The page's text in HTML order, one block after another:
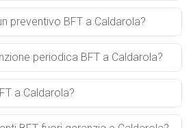
preventivo BFT a Caldarola?
periodica BFT a Caldarola?
a Caldarola?